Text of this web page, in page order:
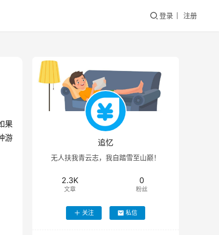
登录 注册
果
游
追忆
无人扶我青云志，我自踏雪至山巅！
2.3K
文章
0
粉丝
关注 私信